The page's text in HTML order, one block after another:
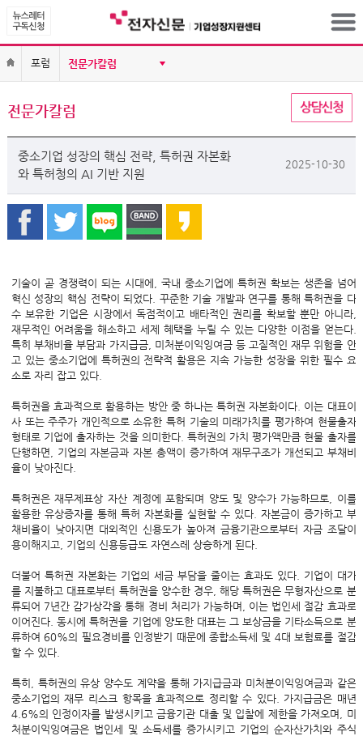
포럼
전문가칼럼
중소기업 성장의 핵심 전략, 특허권 자본화
와 특허청의 AI 기반 지원
2025-10-30
기술이 곧 경쟁력이 되는 시대에, 국내 중소기업에 특허권 확보는 생존을 넘어
혁신 성장의 핵심 전략이 되었다. 꾸준한 기술 개발과 연구를 통해 특허권을 다
수 보유한 기업은 시장에서 독점적이고 배타적인 권리를 확보할 뿐만 아니라,
재무적인 어려움을 해소하고 세제 혜택을 누릴 수 있는 다양한 이점을 얻는다.
특히 부채비율 부담과 가지급금, 미처분이익잉여금 등 고질적인 재무 위험을 안
고 있는 중소기업에 특허권의 전략적 활용은 지속 가능한 성장을 위한 필수 요
소로 자리 잡고 있다.
특허권을 효과적으로 활용하는 방안 중 하나는 특허권 자본화이다. 이는 대표이
사 또는 주주가 개인적으로 소유한 특허 기술의 미래가치를 평가하여 현물출자
형태로 기업에 출자하는 것을 의미한다. 특허권의 가치 평가액만큼 현물 출자를
단행하면, 기업의 자본금과 자본 총액이 증가하여 재무구조가 개선되고 부채비
율이 낮아진다.
특허권은 재무제표상 자산 계정에 포함되며 양도 및 양수가 가능하므로, 이를
활용한 유상증자를 통해 특허 자본화를 실현할 수 있다. 자본금이 증가하고 부
채비율이 낮아지면 대외적인 신용도가 높아져 금융기관으로부터 자금 조달이
용이해지고, 기업의 신용등급도 자연스레 상승하게 된다.
더불어 특허권 자본화는 기업의 세금 부담을 줄이는 효과도 있다. 기업이 대가
를 지불하고 대표로부터 특허권을 양수한 경우, 해당 특허권은 무형자산으로 분
류되어 7년간 감가상각을 통해 경비 처리가 가능하며, 이는 법인세 절감 효과로
이어진다. 동시에 특허권을 기업에 양도한 대표는 그 보상금을 기타소득으로 분
류하여 60%의 필요경비를 인정받기 때문에 종합소득세 및 4대 보험료를 절감
할 수 있다.
특히, 특허권의 유상 양수도 계약을 통해 가지급금과 미처분이익잉여금과 같은
중소기업의 재무 리스크 항목을 효과적으로 정리할 수 있다. 가지급금은 매년
4.6%의 인정이자를 발생시키고 금융기관 대출 및 입찰에 제한을 가져오며, 미
처분이익잉여금은 법인세 및 소득세를 증가시키고 기업의 순자산가치와 주식